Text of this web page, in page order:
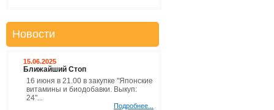
Новости
15.06.2025
Ближайший Стоп
16 июня в 21.00 в закупке "Японские
витамины и биодобавки. Выкуп:
24"...
Подробнее...